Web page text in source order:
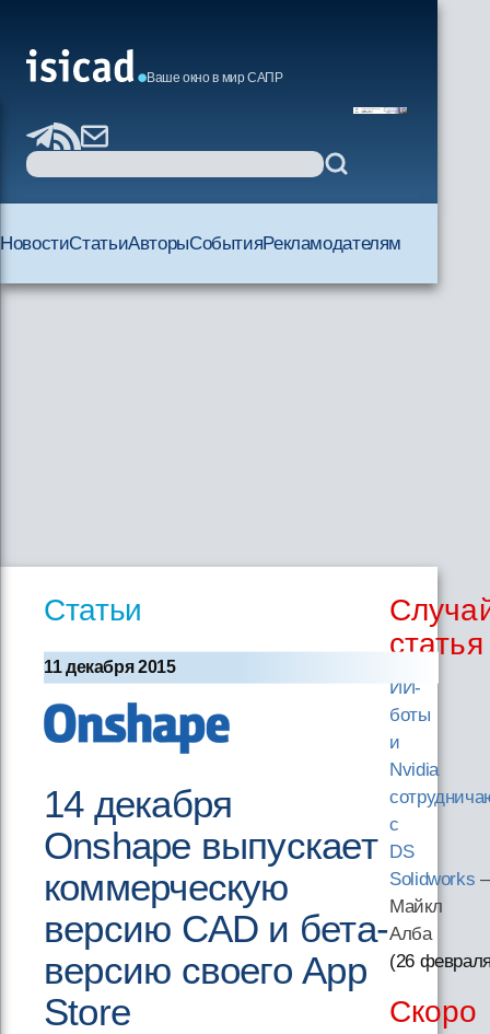
Ваше окно в мир САПР
НовостиСтатьиАвторыСобытияРекламодателям
Статьи
11 декабря 2015
14 декабря
Onshape выпускает
коммерческую
версию CAD и бета-
версию своего App
Store
статья
ИИ-
боты
и
Nvidia
с
DS
Solidworks
Майкл
Алба
(26
Скоро